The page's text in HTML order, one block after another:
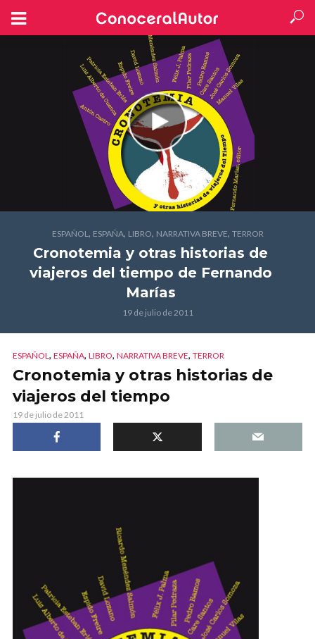
ESPAÑOL, ESPAÑA, LIBRO, NARRATIVA BREVE, TERROR
Cronotemia y otras historias de
viajeros del tiempo de Fernando
Marías
19 de julio de 2011
ESPAÑOL, ESPAÑA, LIBRO, NARRATIVA BREVE, TERROR
Cronotemia y otras historias de
viajeros del tiempo
19 de julio de 2011